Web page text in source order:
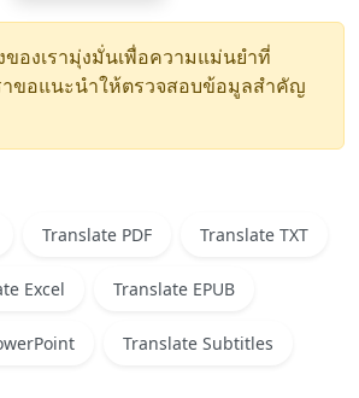
ของเรามุ่งมั่นเพื่อความแม่นยำที่
ขอแนะนำให้ตรวจสอบข้อมูลสำคัญ
Translate PDF Translate TXT
Excel Translate EPUB
Translate Subtitles